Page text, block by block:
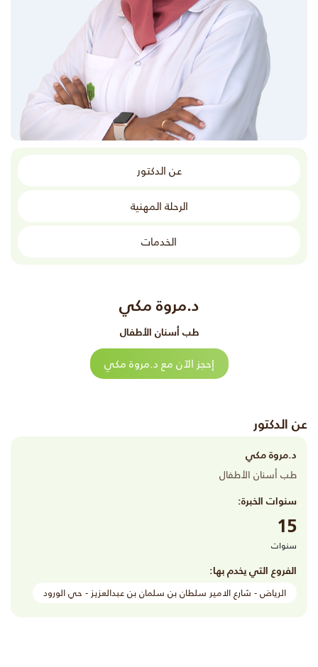
عن الدكتور
الرحلة المهنية
الخدمات
د.مروة مكي
طب أسنان الأطفال
إحجز الآن مع د.مروة مكي
عن الدكتور
د.مروة مكي
طب أسنان الأطفال
سنوات الخبرة:
15
سنوات
الفروع التي يخدم بها:
الرياض - شارع الامير سلطان بن سلمان بن عبدالعزيز - حي الورود